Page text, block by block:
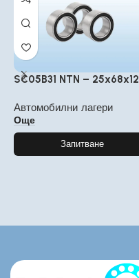
SC05B31 NTN – 25x68x12
Автомобилни лагери
Още
Запитване